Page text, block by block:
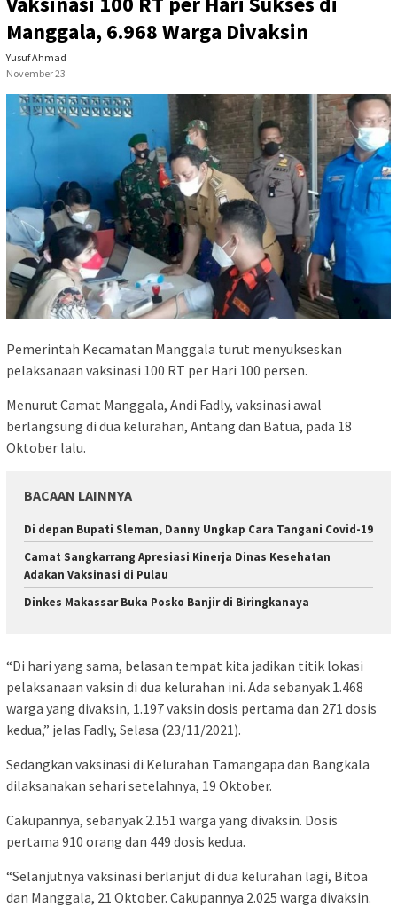
Manggala, 6.968 Warga Divaksin
Yusuf Ahmad
November 23
Pemerintah Kecamatan Manggala turut menyukseskan
pelaksanaan vaksinasi 100 RT per Hari 100 persen.
Menurut Camat Manggala, Andi Fadly, vaksinasi awal
berlangsung di dua kelurahan, Antang dan Batua, pada 18
Oktober lalu.
BACAAN LAINNYA
Di depan Bupati Sleman, Danny Ungkap Cara Tangani Covid-19
Camat Sangkarrang Apresiasi Kinerja Dinas Kesehatan
Adakan Vaksinasi di Pulau
Dinkes Makassar Buka Posko Banjir di Biringkanaya
“Di hari yang sama, belasan tempat kita jadikan titik lokasi
pelaksanaan vaksin di dua kelurahan ini. Ada sebanyak 1.468
warga yang divaksin, 1.197 vaksin dosis pertama dan 271 dosis
kedua,” jelas Fadly, Selasa (23/11/2021).
Sedangkan vaksinasi di Kelurahan Tamangapa dan Bangkala
dilaksanakan sehari setelahnya, 19 Oktober.
Cakupannya, sebanyak 2.151 warga yang divaksin. Dosis
pertama 910 orang dan 449 dosis kedua.
“Selanjutnya vaksinasi berlanjut di dua kelurahan lagi, Bitoa
dan Manggala, 21 Oktober. Cakupannya 2.025 warga divaksin.